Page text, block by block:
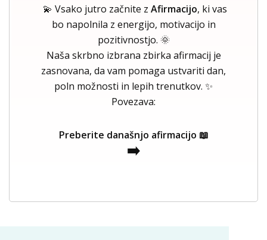
💫 Vsako jutro začnite z Afirmacijo, ki vas
bo napolnila z energijo, motivacijo in
pozitivnostjo. 🌞
Naša skrbno izbrana zbirka afirmacij je
zasnovana, da vam pomaga ustvariti dan,
poln možnosti in lepih trenutkov. ✨
Povezava:
Preberite današnjo afirmacijo 📖
➡️